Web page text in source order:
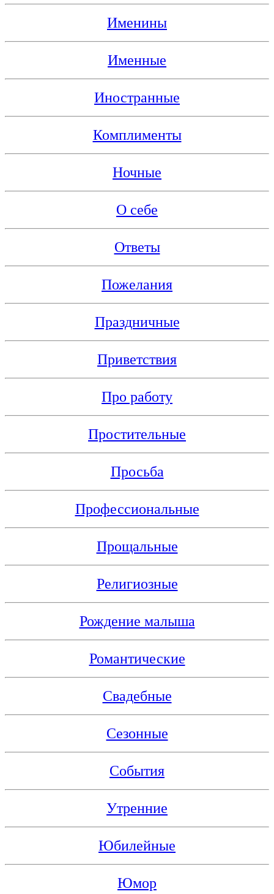
Именины
Именные
Иностранные
Комплименты
Ночные
О себе
Ответы
Пожелания
Праздничные
Приветствия
Про работу
Простительные
Просьба
Профессиональные
Прощальные
Религиозные
Рождение малыша
Романтические
Свадебные
Сезонные
События
Утренние
Юбилейные
Юмор